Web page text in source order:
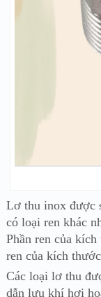
Lơ thu inox được
có loại ren khác
Phần ren của
ren của kích
Các loại lơ thu
dẫn lưu khí hơi